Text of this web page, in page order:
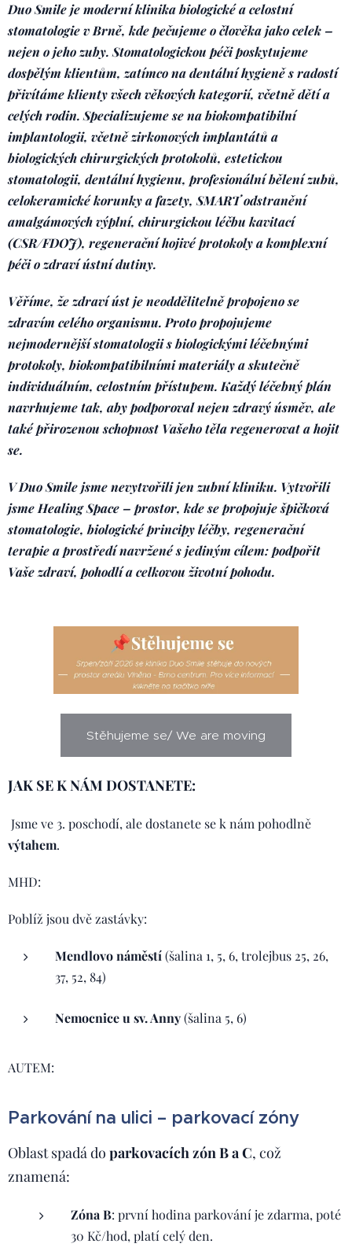
Duo Smile je moderní klinika biologické a celostní
stomatologie v Brně, kde pečujeme o člověka jako celek –
nejen o jeho zuby. Stomatologickou péči poskytujeme
dospělým klientům, zatímco na dentální hygieně s radostí
přivítáme klienty všech věkových kategorií, včetně dětí a
celých rodin. Specializujeme se na biokompatibilní
implantologii, včetně zirkonových implantátů a
biologických chirurgických protokolů, estetickou
stomatologii, dentální hygienu, profesionální bělení zubů,
celokeramické korunky a fazety, SMART odstranění
amalgámových výplní, chirurgickou léčbu kavitací
(CSR/FDOJ), regenerační hojivé protokoly a komplexní
péči o zdraví ústní dutiny.
Věříme, že zdraví úst je neoddělitelně propojeno se
zdravím celého organismu. Proto propojujeme
nejmodernější stomatologii s biologickými léčebnými
protokoly, biokompatibilními materiály a skutečně
individuálním, celostním přístupem. Každý léčebný plán
navrhujeme tak, aby podporoval nejen zdravý úsměv, ale
také přirozenou schopnost Vašeho těla regenerovat a hojit
se.
V Duo Smile jsme nevytvořili jen zubní kliniku. Vytvořili
jsme Healing Space – prostor, kde se propojuje špičková
stomatologie, biologické principy léčby, regenerační
terapie a prostředí navržené s jediným cílem: podpořit
Vaše zdraví, pohodlí a celkovou životní pohodu.
Stěhujeme se/ We are moving
JAK SE K NÁM DOSTANETE:
Jsme ve 3. poschodí, ale dostanete se k nám pohodlně
výtahem.
MHD:
Poblíž jsou dvě zastávky:
Mendlovo náměstí(šalina 1, 5, 6, trolejbus 25, 26,
37, 52, 84)
Nemocnice u sv. Anny(šalina 5, 6)
AUTEM:
Parkování na ulici – parkovací zóny
Oblast spadá do parkovacích zón B a C, což
znamená:
Zóna B: první hodina parkování je zdarma, poté
30 Kč/hod, platí celý den.